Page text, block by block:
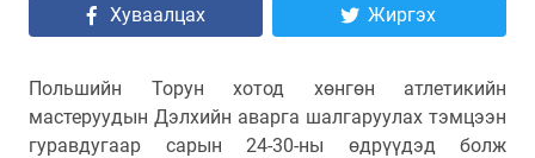
Хуваалцах Жиргэх
Польшийн Торун хотод хөнгөн атлетикийн
мастеруудын Дэлхийн аварга шалгаруулах тэмцээн
гуравдугаар сарын 24-30-ны өдрүүдэд болж